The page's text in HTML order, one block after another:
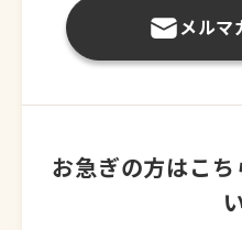
メルマ
お急ぎの方はこ